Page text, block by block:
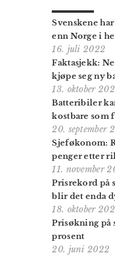
Svenskene
enn Norge i
16. juli 2022
Faktasjekk:
kjøpe seg ny
13. oktober
Batteribiler
kostbare som
20. september
Sjeføkonom:
penger etter
11. november
Prisrekord på
blir det enda
18. oktober
Prisøkning på
prosent
20. juni 2022